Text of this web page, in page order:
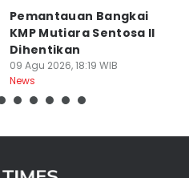
Pemantauan Bangkai
KMP Mutiara Sentosa II
Dihentikan
09 Agu 2026, 18:19 WIB
News